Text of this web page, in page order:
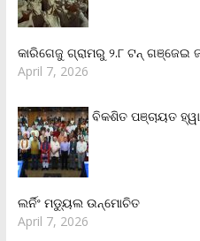
କାରିଗେଜୁ ଗ୍ରାମରୁ ୨.୮ ଟନ୍ ଗଞ୍ଜେଇ
April 7, 2026
ବିକଶିତ ପଞ୍ଚାୟତ
ଲର୍ନିଂ ମଡ୍ୟୁଲ ଉନ୍ମୋଚିତ
April 7, 2026